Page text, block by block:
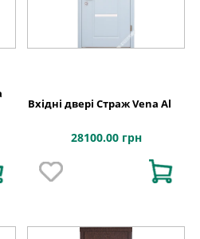
Вхідні двері Страж Vena Al
28100.00 грн